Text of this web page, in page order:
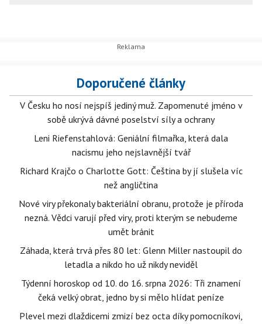
Doporučené články
V Česku ho nosí nejspíš jediný muž. Zapomenuté jméno v
sobě ukrývá dávné poselství síly a ochrany
Leni Riefenstahlová: Geniální filmařka, která dala
nacismu jeho nejslavnější tvář
Richard Krajčo o Charlotte Gott: Čeština by jí slušela víc
než angličtina
Nové viry překonaly bakteriální obranu, protože je příroda
nezná. Vědci varují před viry, proti kterým se nebudeme
umět bránit
Záhada, která trvá přes 80 let: Glenn Miller nastoupil do
letadla a nikdo ho už nikdy neviděl
Týdenní horoskop od 10. do 16. srpna 2026: Tři znamení
čeká velký obrat, jedno by si mělo hlídat peníze
Plevel mezi dlaždicemi zmizí bez octa díky pomocníkovi,